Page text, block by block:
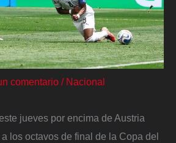
comentario / Nacional
jueves por encima de Austria
los octavos de final de la Copa del